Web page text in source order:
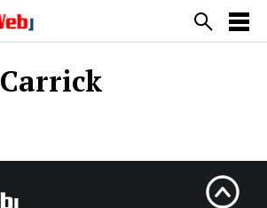
Carrick